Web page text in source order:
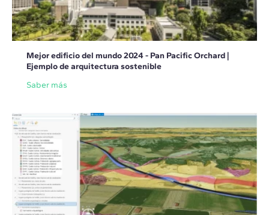
Mejor edificio del mundo 2024 - Pan Pacific Orchard |
Ejemplo de arquitectura sostenible
Saber más